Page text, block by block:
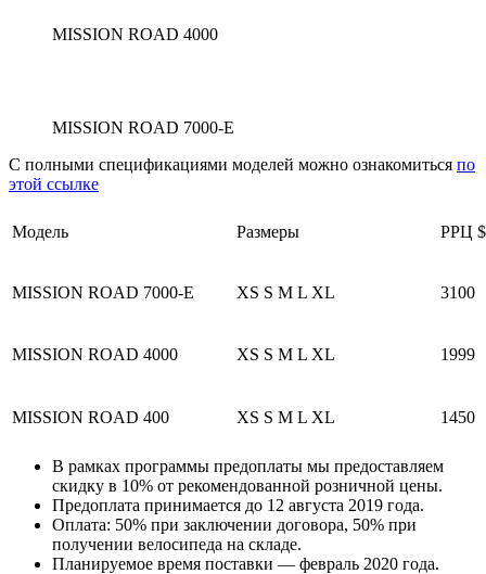
MISSION ROAD 4000
MISSION ROAD 7000-E
С полными спецификациями моделей можно ознакомиться по
этой ссылке
Модель Размеры РРЦ $
MISSION ROAD 7000-E XS S M L XL 3100
MISSION ROAD 4000 XS S M L XL 1999
MISSION ROAD 400 XS S M L XL 1450
В рамках программы предоплаты мы предоставляем
скидку в 10% от рекомендованной розничной цены.
Предоплата принимается до 12 августа 2019 года.
Оплата: 50% при заключении договора, 50% при
получении велосипеда на складе.
Планируемое время поставки — февраль 2020 года.